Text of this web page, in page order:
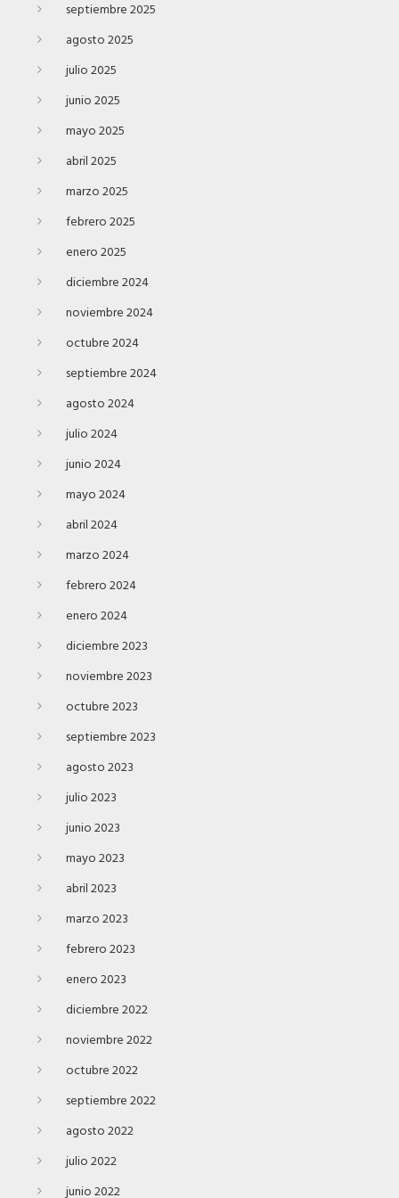
septiembre 2025
agosto 2025
julio 2025
junio 2025
mayo 2025
abril 2025
marzo 2025
febrero 2025
enero 2025
diciembre 2024
noviembre 2024
octubre 2024
septiembre 2024
agosto 2024
julio 2024
junio 2024
mayo 2024
abril 2024
marzo 2024
febrero 2024
enero 2024
diciembre 2023
noviembre 2023
octubre 2023
septiembre 2023
agosto 2023
julio 2023
junio 2023
mayo 2023
abril 2023
marzo 2023
febrero 2023
enero 2023
diciembre 2022
noviembre 2022
octubre 2022
septiembre 2022
agosto 2022
julio 2022
junio 2022